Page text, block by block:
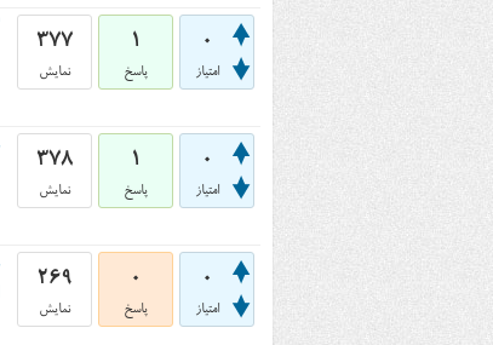
0
امتیاز
1
پاسخ
377
نمایش
0
امتیاز
1
پاسخ
378
نمایش
0
امتیاز
0
پاسخ
269
نمایش